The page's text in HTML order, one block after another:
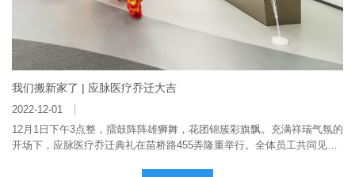
我们搬新家了 | 应脉医疗乔迁大吉
2022-12-01
12月1日下午3点整，擂鼓阵阵雄狮舞，花团锦簇彩旗飘。充满祥瑞气氛的
开场下，应脉医疗乔迁典礼在苗桥路455弄隆重举行。全体员工共同见证